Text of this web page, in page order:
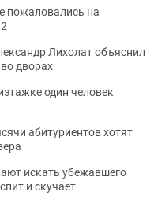
пожаловались на
Лихолат объяснил
дворах
один человек
абитуриентов хотят
искать убежавшего
и скучает